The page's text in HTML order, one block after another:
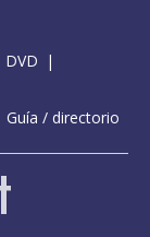
DVD
Guía / directorio